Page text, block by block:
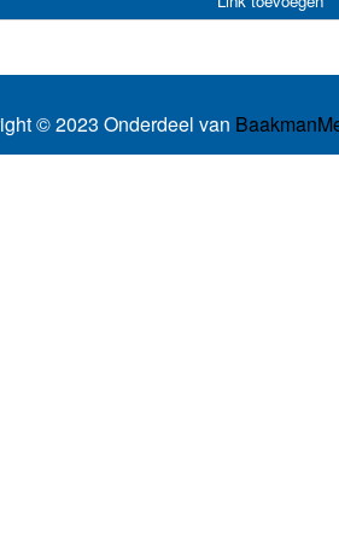
© 2023 Onderdeel van